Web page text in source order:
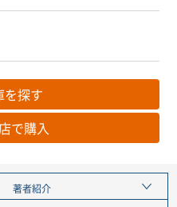
を探す
で購入
著者紹介